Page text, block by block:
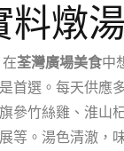
料燉
在荃灣廣場美食中
首選。每天供應
參竹絲雞、淮山
等。湯色清澈，